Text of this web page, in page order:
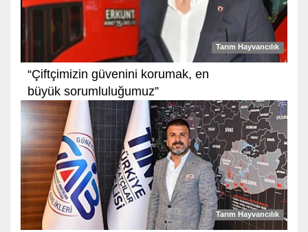
Tarım Hayvancılık
“Çiftçimizin güvenini korumak, en
büyük sorumluluğumuz”
Tarım Hayvancılık